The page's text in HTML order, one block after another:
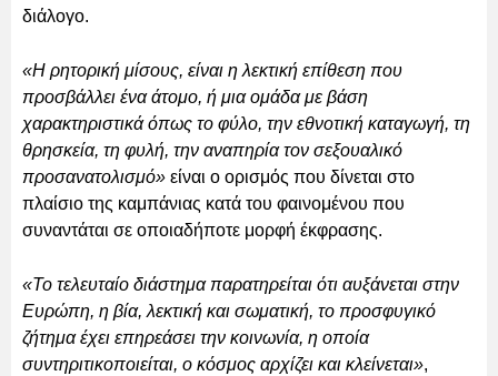
διάλογο.
«Η ρητορική μίσους, είναι η λεκτική επίθεση που
προσβάλλει ένα άτομο, ή μια ομάδα με βάση
χαρακτηριστικά όπως το φύλο, την εθνοτική καταγωγή, τη
θρησκεία, τη φυλή, την αναπηρία τον σεξουαλικό
προσανατολισμό» είναι ο ορισμός που δίνεται στο
πλαίσιο της καμπάνιας κατά του φαινομένου που
συναντάται σε οποιαδήποτε μορφή έκφρασης.
«Το τελευταίο διάστημα παρατηρείται ότι αυξάνεται στην
Ευρώπη, η βία, λεκτική και σωματική, το προσφυγικό
ζήτημα έχει επηρεάσει την κοινωνία, η οποία
συντηριτικοποιείται, ο κόσμος αρχίζει και κλείνεται»,